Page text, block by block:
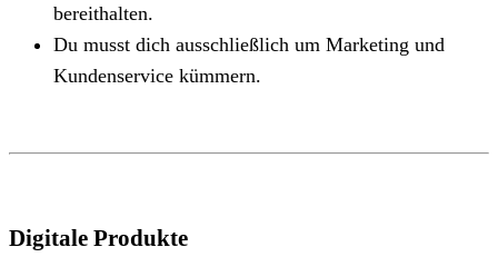
bereithalten.
Du musst dich ausschließlich um Marketing und
Kundenservice kümmern.
Digitale Produkte